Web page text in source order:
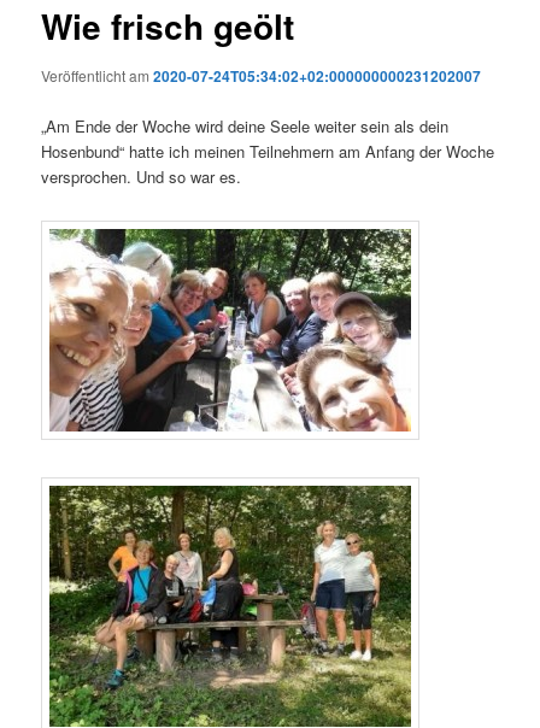
Wie frisch geölt
Veröffentlicht am2020-07-24T05:34:02+02:000000000231202007
„Am Ende der Woche wird deine Seele weiter sein als dein
Hosenbund“ hatte ich meinen Teilnehmern am Anfang der Woche
versprochen. Und so war es.